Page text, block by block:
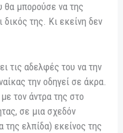
θα μπορούσε να της
δικός της. Κι εκείνη δεν
τις αδελφές του να την
την οδηγεί σε άκρα.
τον άντρα της στο
σε μια σχεδόν
της ελπίδα) εκείνος της